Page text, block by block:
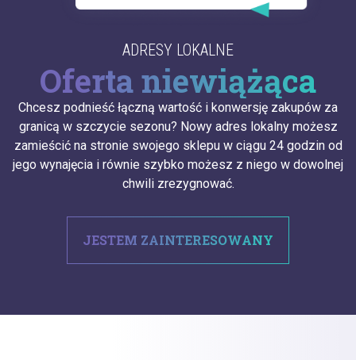
ADRESY LOKALNE
Oferta niewiążąca
Chcesz podnieść łączną wartość i konwersję zakupów za
granicą w szczycie sezonu? Nowy adres lokalny możesz
zamieścić na stronie swojego sklepu w ciągu 24 godzin od
jego wynajęcia i równie szybko możesz z niego w dowolnej
chwili zrezygnować.
JESTEM ZAINTERESOWANY